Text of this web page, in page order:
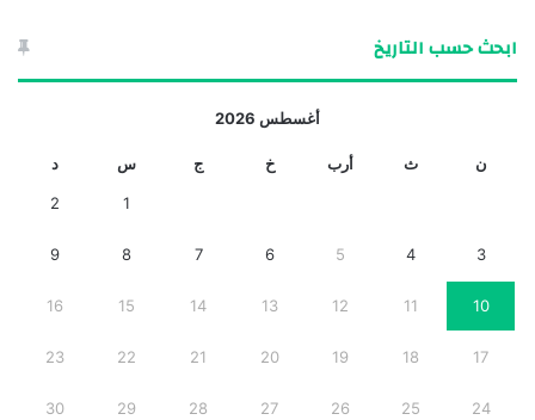
ابحث حسب التاريخ
أغسطس 2026
ن ث أرب خ ج س د
1
2
3
4
5
6
7
8
9
10
11
12
13
14
15
16
17
18
19
20
21
22
23
24
25
26
27
28
29
30